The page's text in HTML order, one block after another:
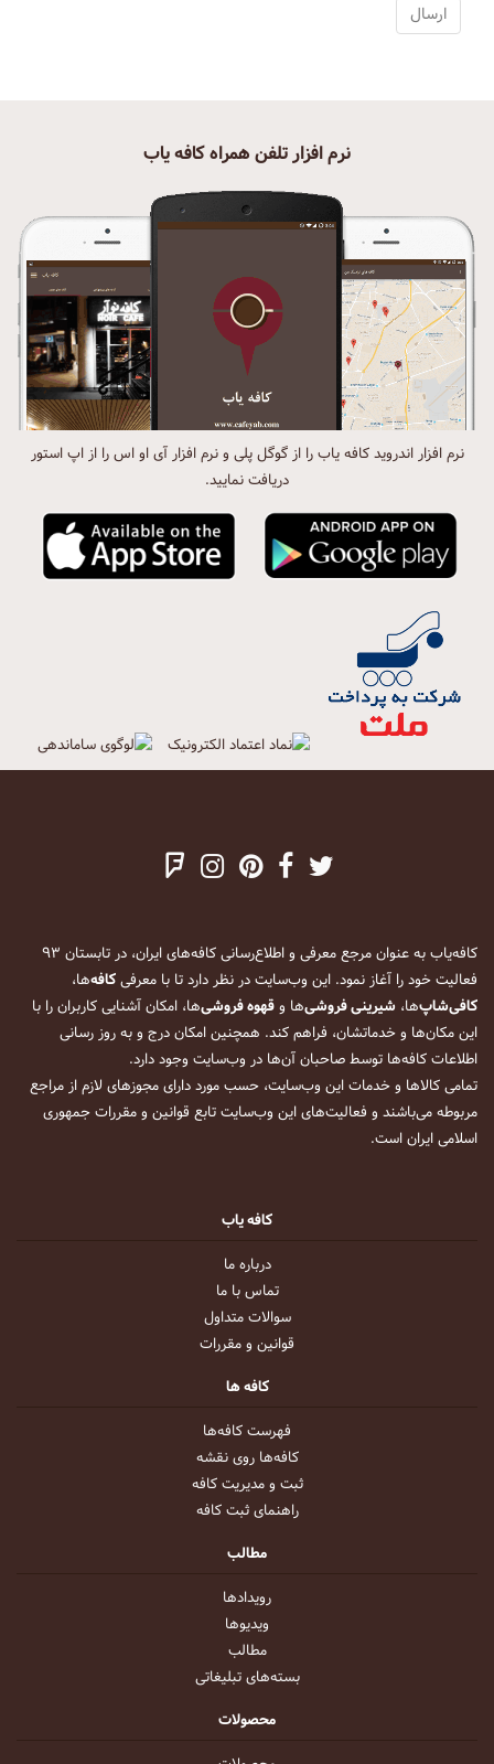
نرم افزار تلفن همراه کافه یاب
نرم افزار اندروید کافه یاب را از گوگل پلی و نرم افزار آی او اس را از اپ استور
دریافت نمایید.
کافه‌یاب به عنوان مرجع معرفی و اطلاع‌رسانی کافه‌های ایران، در تابستان ۹۳
فعالیت خود را آغاز نمود. این وب‌سایت در نظر دارد تا با معرفیکافه‌ها،
کافی‌شاپ‌ها، شیرینی فروشی‌ها وقهوه فروشی‌ها، امکان آشنایی کاربران را با
این مکان‌ها و خدماتشان، فراهم کند. همچنین امکان درج و به روز رسانی
اطلاعات کافه‌ها توسط صاحبان آن‌ها در وب‌سایت وجود دارد.
تمامی کالاها و خدمات این وب‌سایت، حسب مورد دارای مجوزهای لازم از مراجع
مربوطه می‌باشند و فعالیت‌های این وب‌سایت تابع قوانین و مقررات جمهوری
اسلامی ایران است.
کافه یاب
درباره ما
تماس با ما
سوالات متداول
قوانین و مقررات
کافه ها
فهرست کافه‌ها
کافه‌ها روی نقشه
ثبت و مدیریت کافه
راهنمای ثبت کافه
مطالب
رویداد‌ها
ویدیو‌ها
مطالب
بسته‌های تبلیغاتی
محصولات